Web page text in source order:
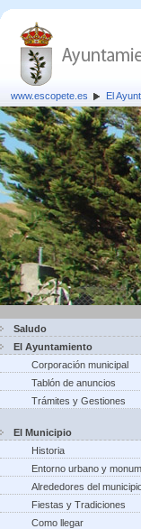
www.escopete.es El
Saludo
El Ayuntamiento
Corporación municipal
Tablón de anuncios
Trámites y Gestiones
El Municipio
Historia
Entorno urbano y
Alrededores del
Fiestas y Tradiciones
Como llegar